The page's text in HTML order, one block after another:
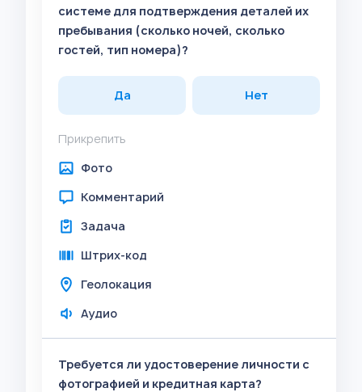
системе для подтверждения деталей их
пребывания (сколько ночей, сколько
гостей, тип номера)?
Да Нет
Прикрепить
Фото
Комментарий
Задача
Штрих-код
Геолокация
Аудио
Требуется ли удостоверение личности с
фотографией и кредитная карта?